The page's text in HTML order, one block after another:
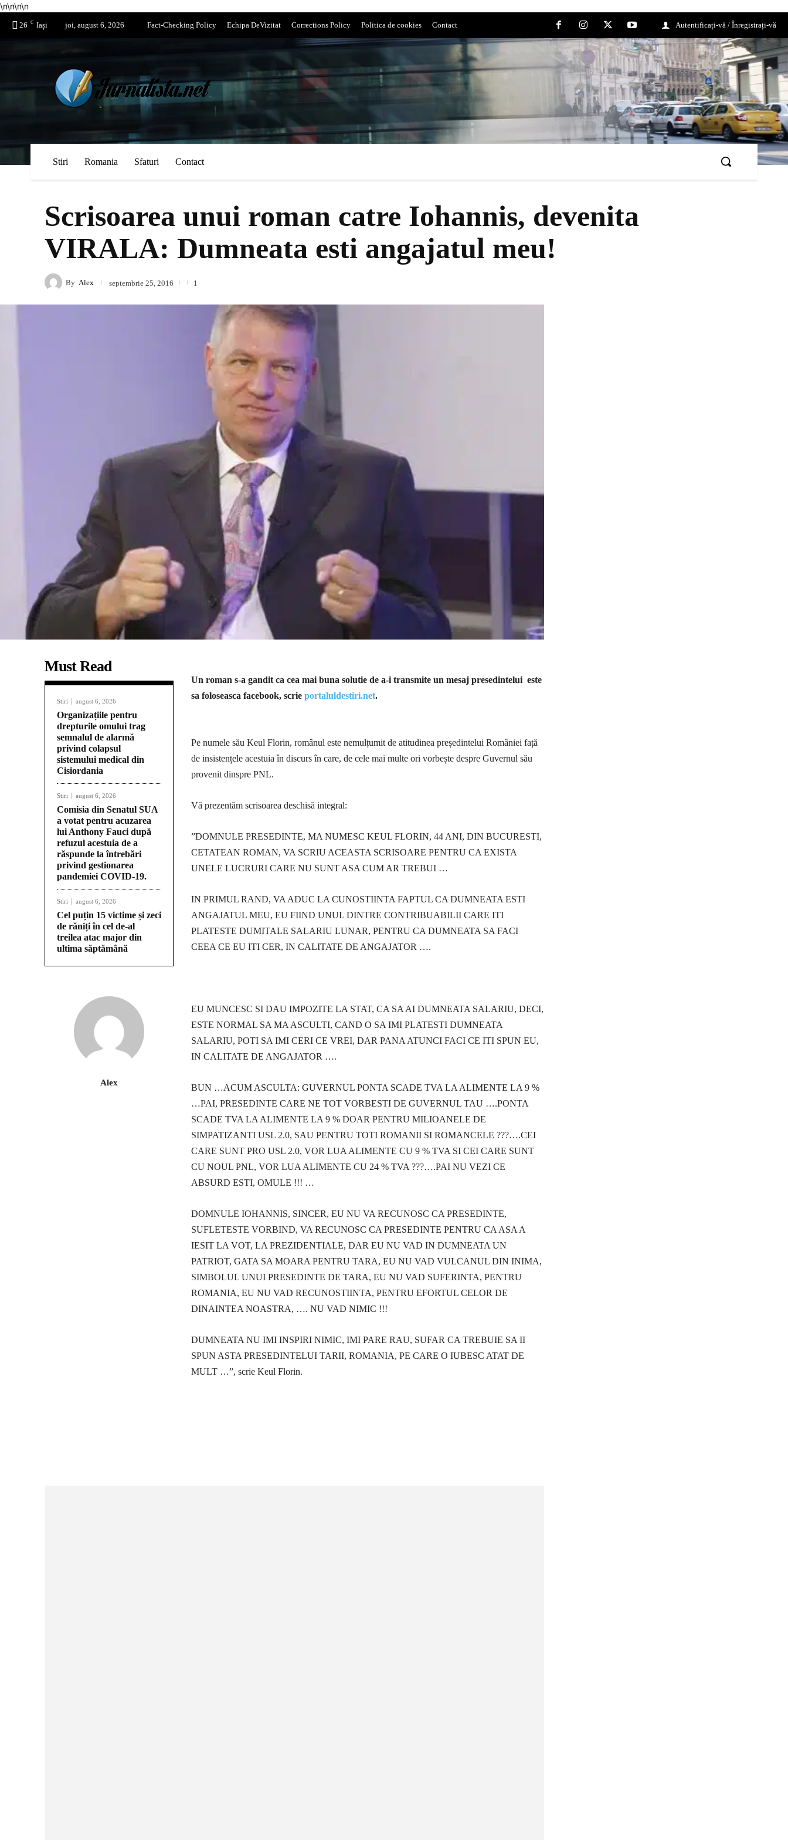
\n\n\n\n
26 C Iași joi, august 6, 2026 Fact-Checking Policy Echipa DeVizitat Corrections Policy Politica de cookies Contact Autentificați-vă / Înregistrați-vă
Stiri Romania Sfaturi Contact
Scrisoarea unui roman catre Iohannis, devenita
VIRALA: Dumneata esti angajatul meu!
By Alex septembrie 25, 2016 1
Must Read
Stiri august 6, 2026
Organizațiile pentru
drepturile omului trag
semnalul de alarmă
privind colapsul
sistemului medical din
Cisiordania
Stiri august 6, 2026
Comisia din Senatul SUA
a votat pentru acuzarea
lui Anthony Fauci după
refuzul acestuia de a
răspunde la întrebări
privind gestionarea
pandemiei COVID-19.
Stiri august 6, 2026
Cel puțin 15 victime și zeci
de răniți în cel de-al
treilea atac major din
ultima săptămână
Alex
Un roman s-a gandit ca cea mai buna solutie de a-i transmite un mesaj presedintelui este
sa foloseasca facebook, scrie portaluldestiri.net.
Pe numele său Keul Florin, românul este nemulțumit de atitudinea președintelui României față
de insistențele acestuia în discurs în care, de cele mai multe ori vorbește despre Guvernul său
provenit dinspre PNL.
Vă prezentăm scrisoarea deschisă integral:
”DOMNULE PRESEDINTE, MA NUMESC KEUL FLORIN, 44 ANI, DIN BUCURESTI,
CETATEAN ROMAN, VA SCRIU ACEASTA SCRISOARE PENTRU CA EXISTA
UNELE LUCRURI CARE NU SUNT ASA CUM AR TREBUI …
IN PRIMUL RAND, VA ADUC LA CUNOSTIINTA FAPTUL CA DUMNEATA ESTI
ANGAJATUL MEU, EU FIIND UNUL DINTRE CONTRIBUABILII CARE ITI
PLATESTE DUMITALE SALARIU LUNAR, PENTRU CA DUMNEATA SA FACI
CEEA CE EU ITI CER, IN CALITATE DE ANGAJATOR ….
EU MUNCESC SI DAU IMPOZITE LA STAT, CA SA AI DUMNEATA SALARIU, DECI,
ESTE NORMAL SA MA ASCULTI, CAND O SA IMI PLATESTI DUMNEATA
SALARIU, POTI SA IMI CERI CE VREI, DAR PANA ATUNCI FACI CE ITI SPUN EU,
IN CALITATE DE ANGAJATOR ….
BUN …ACUM ASCULTA: GUVERNUL PONTA SCADE TVA LA ALIMENTE LA 9 %
…PAI, PRESEDINTE CARE NE TOT VORBESTI DE GUVERNUL TAU ….PONTA
SCADE TVA LA ALIMENTE LA 9 % DOAR PENTRU MILIOANELE DE
SIMPATIZANTI USL 2.0, SAU PENTRU TOTI ROMANII SI ROMANCELE ???….CEI
CARE SUNT PRO USL 2.0, VOR LUA ALIMENTE CU 9 % TVA SI CEI CARE SUNT
CU NOUL PNL, VOR LUA ALIMENTE CU 24 % TVA ???….PAI NU VEZI CE
ABSURD ESTI, OMULE !!! …
DOMNULE IOHANNIS, SINCER, EU NU VA RECUNOSC CA PRESEDINTE,
SUFLETESTE VORBIND, VA RECUNOSC CA PRESEDINTE PENTRU CA ASA A
IESIT LA VOT, LA PREZIDENTIALE, DAR EU NU VAD IN DUMNEATA UN
PATRIOT, GATA SA MOARA PENTRU TARA, EU NU VAD VULCANUL DIN INIMA,
SIMBOLUL UNUI PRESEDINTE DE TARA, EU NU VAD SUFERINTA, PENTRU
ROMANIA, EU NU VAD RECUNOSTIINTA, PENTRU EFORTUL CELOR DE
DINAINTEA NOASTRA, …. NU VAD NIMIC !!!
DUMNEATA NU IMI INSPIRI NIMIC, IMI PARE RAU, SUFAR CA TREBUIE SA II
SPUN ASTA PRESEDINTELUI TARII, ROMANIA, PE CARE O IUBESC ATAT DE
MULT …”, scrie Keul Florin.